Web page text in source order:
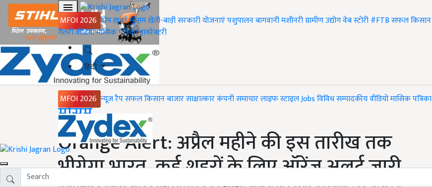
MFOI 2026 होमख़बरेंमौसमखेती-बाड़ीसरकारी योजनाएंपशुपालनबागवानीमशीनरीग्रामीण उद्योगवेब स्टोरी#FTBसफल किसान
गैलरीवीडियोमासिक पत्रिकाडायरेक्टरी
हिंदी
MFOI 2026 न्यूज़ रैपसफल किसानबाजारसाक्षात्कारकंपनी समाचारलाइफ स्टाइलJobsविविधसम्पादकीयवीडियोमासिक पत्रिका
Home
मौसम
Orange Alert: अप्रैल महीने की इस तारीख तक
भीगेगा भारत, कई शहरों के लिए ऑरेंज अलर्ट जारी